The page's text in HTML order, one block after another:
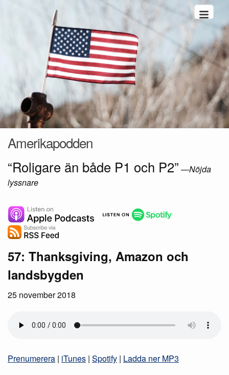
Amerikapodden
“Roligare än både P1 och P2” —Nöjda
lyssnare
57: Thanksgiving, Amazon och
landsbygden
25 november 2018
Prenumerera | iTunes | Spotify | Ladda ner MP3